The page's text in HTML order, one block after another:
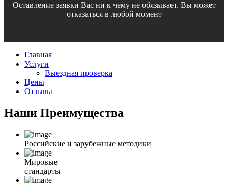
Оставление заявки Вас ни к чему не обязывает. Вы может
отказаться в любой момент
Главная
Услуги
Выездная проверка
Цены
Отзывы
Наши Преимущества
Российские и зарубежные методики
Мировые
стандарты